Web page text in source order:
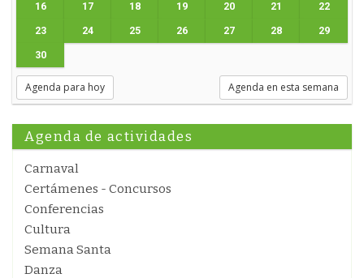
16 17 18 19 20 21 22
23 24 25 26 27 28 29
30
Agenda para hoy Agenda en esta semana
Agenda de actividades
Carnaval
Certámenes - Concursos
Conferencias
Cultura
Semana Santa
Danza